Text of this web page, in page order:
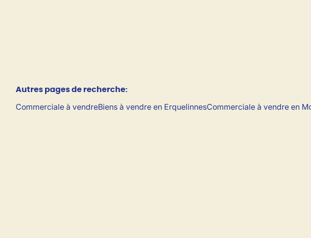
Autres pages de recherche:
Commerciale à vendreBiens à vendre en ErquelinnesCommerciale à vendre en